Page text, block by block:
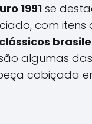
1991se
com
algumas
cobiçada